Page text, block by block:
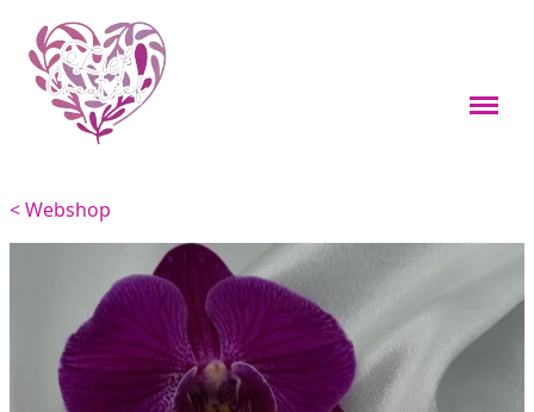
Webshop
Boekenleggers
Custom items
Kleine cadeaus
Sieraden
Viervoeters
Woondecoratie
Overig
Feestdagen thema's
< Webshop